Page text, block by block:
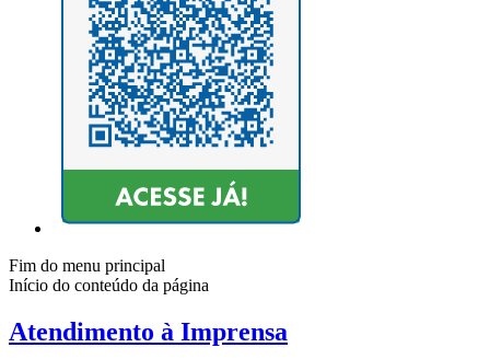
Fim do menu principal
Início do conteúdo da página
Atendimento à Imprensa